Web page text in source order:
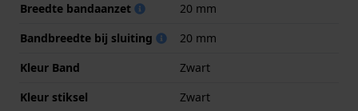
Breedte bandaanzet
20 mm
Bandbreedte bij sluiting
20 mm
Kleur Band
Zwart
Kleur stiksel
Zwart